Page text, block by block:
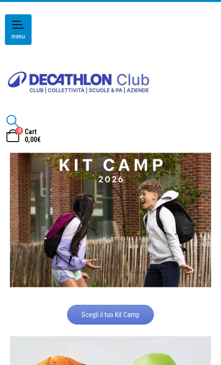
menu
0
Cart
0,00€
Scegli il tuo Kit Camp